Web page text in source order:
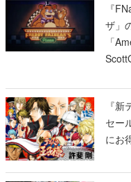
『
ザ」
「
テ
る
『
セー
にお